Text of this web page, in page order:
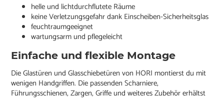
helle und lichtdurchflutete Räume
keine Verletzungsgefahr dank Einscheiben-Sicherheitsglas
feuchtraumgeeignet
wartungsarm und pflegeleicht
Einfache und flexible Montage
Die Glastüren und Glasschiebetüren von HORI montierst du mit
wenigen Handgriffen. Die passenden Scharniere,
Führungsschienen, Zargen, Griffe und weiteres Zubehör erhältst